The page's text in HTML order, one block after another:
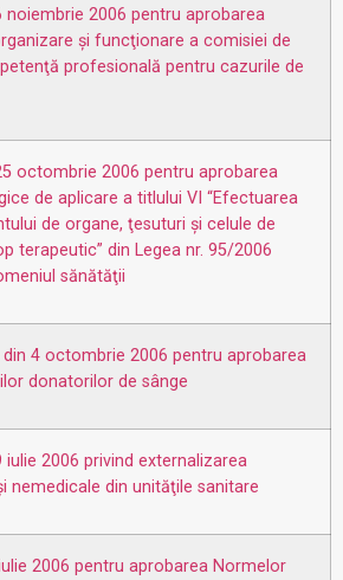
noiembrie 2006 pentru aprobarea
şi funcţionare a comisiei de
profesională pentru cazurile de
octombrie 2006 pentru aprobarea
de aplicare a titlului VI “Efectuarea
de organe, ţesuturi şi celule de
terapeutic” din Legea nr. 95/2006
sănătăţii
din 4 octombrie 2006 pentru aprobarea
donatorilor de sânge
iulie 2006 privind externalizarea
nemedicale din unităţile sanitare
2006 pentru aprobarea Normelor